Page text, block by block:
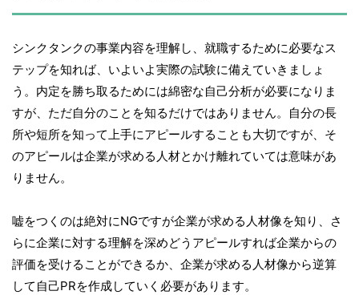
シンクタンクの事業内容を理解し、就職するために必要なス
テップを知れば、いよいよ実際の試験に備えていきましょ
う。内定を勝ち取るためには綿密な自己分析が必要になりま
すが、ただ自分のことを知るだけではありません。自分の長
所や短所を知って上手にアピールすることも大切ですが、そ
のアピールは企業が求める人材とかけ離れていては意味があ
りません。
嘘をつくのは絶対にNGですが企業が求める人材像を知り、さ
らに企業に対する理解を深めどうアピールすれば企業からの
評価を受けることができるか、企業が求める人材像から逆算
して自己PRを作成していく必要があります。